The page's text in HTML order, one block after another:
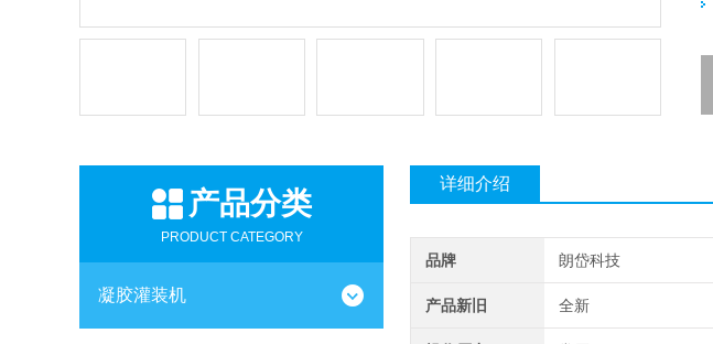
产品分类
PRODUCT CATEGORY
凝胶灌装机
详细介绍
品牌 朗岱科技
产品新旧 全新